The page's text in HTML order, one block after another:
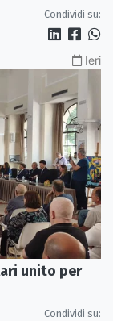
Condividi su:
Ieri
unito per
Condividi su: